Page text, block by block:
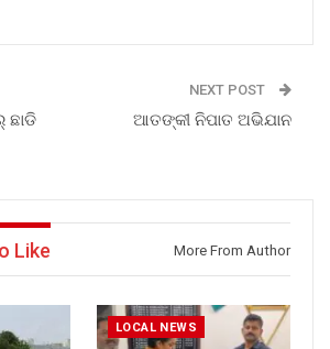
ଛାଡି
NEXT POST
ଆତଙ୍କୀ ନିପାତ ଅଭିଯାନ
Like More From Author
LOCAL NEWS